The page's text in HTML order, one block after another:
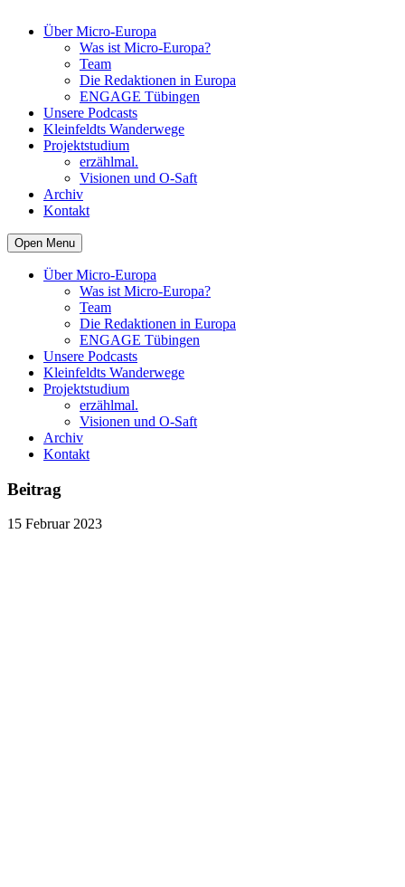
Über Micro-Europa
Was ist Micro-Europa?
Team
Die Redaktionen in Europa
ENGAGE Tübingen
Unsere Podcasts
Kleinfeldts Wanderwege
Projektstudium
erzählmal.
Visionen und O-Saft
Archiv
Kontakt
Open Menu
Über Micro-Europa
Was ist Micro-Europa?
Team
Die Redaktionen in Europa
ENGAGE Tübingen
Unsere Podcasts
Kleinfeldts Wanderwege
Projektstudium
erzählmal.
Visionen und O-Saft
Archiv
Kontakt
Beitrag
15 Februar 2023